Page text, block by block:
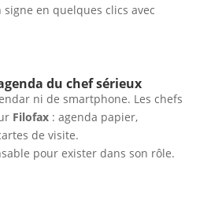
signe en quelques clics avec
du chef sérieux
ni de smartphone. Les chefs
Filofax: agenda papier,
de visite.
pour exister dans son rôle.